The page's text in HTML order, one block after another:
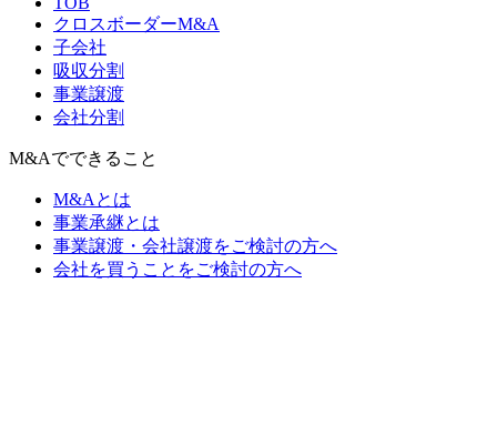
クロスボーダーM&A
子会社
吸収分割
事業譲渡
会社分割
M&Aでできること
M&Aとは
事業承継とは
事業譲渡・会社譲渡をご検討の方へ
会社を買うことをご検討の方へ